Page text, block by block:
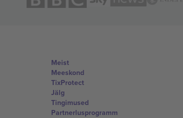
Meist
Meeskond
TixProtect
Jälg
Tingimused
Partnerlusprogramm